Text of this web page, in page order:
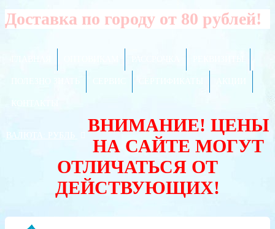
Доставка по городу от 80 рублей!
ВАЛЮТА:
ВНИМАНИЕ! ЦЕНЫ
НА САЙТЕ МОГУТ
ОТЛИЧАТЬСЯ ОТ
ДЕЙСТВУЮЩИХ!